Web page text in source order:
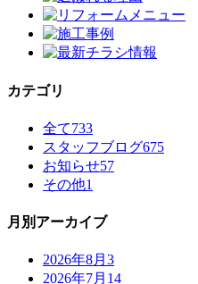
カテゴリ
全て733
スタッフブログ675
お知らせ57
その他1
月別アーカイブ
2026年8月 3
2026年7月 14